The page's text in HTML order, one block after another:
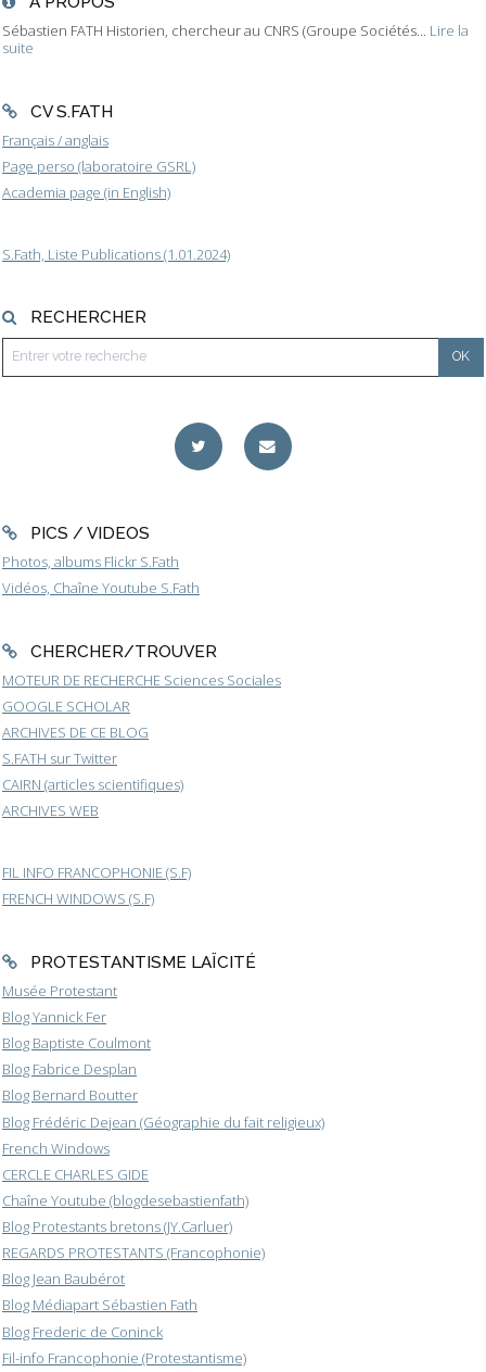
Sébastien FATH Historien, chercheur au CNRS (Groupe Sociétés... Lire la
suite
CV S.FATH
Français / anglais
Page perso (laboratoire GSRL)
Academia page (in English)
S.Fath, Liste Publications (1.01.2024)
RECHERCHER
PICS / VIDEOS
Photos, albums Flickr S.Fath
Vidéos, Chaîne Youtube S.Fath
CHERCHER/TROUVER
MOTEUR DE RECHERCHE Sciences Sociales
GOOGLE SCHOLAR
ARCHIVES DE CE BLOG
S.FATH sur Twitter
CAIRN (articles scientifiques)
ARCHIVES WEB
FIL INFO FRANCOPHONIE (S.F)
FRENCH WINDOWS (S.F)
PROTESTANTISME LAÏCITÉ
Musée Protestant
Blog Yannick Fer
Blog Baptiste Coulmont
Blog Fabrice Desplan
Blog Bernard Boutter
Blog Frédéric Dejean (Géographie du fait religieux)
French Windows
CERCLE CHARLES GIDE
Chaîne Youtube (blogdesebastienfath)
Blog Protestants bretons (JY.Carluer)
REGARDS PROTESTANTS (Francophonie)
Blog Jean Baubérot
Blog Médiapart Sébastien Fath
Blog Frederic de Coninck
Fil-info Francophonie (Protestantisme)